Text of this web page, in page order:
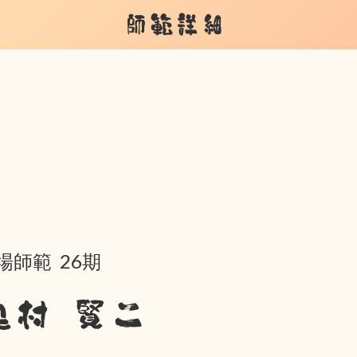
師範詳細
師範 26期
村 賢二